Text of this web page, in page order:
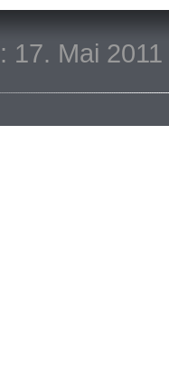
17. Mai